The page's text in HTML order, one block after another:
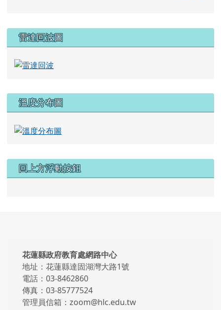
雷達回波圖
溫度分布圖
回上方浮動按鈕
頁尾區域內容
花蓮縣政府教育處網路中心
地址：花蓮縣達固湖灣大路1號
電話：03-8462860
傳真：03-85777524
管理員信箱：zoom@hlc.edu.tw